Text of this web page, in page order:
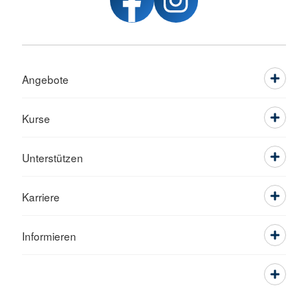
Angebote
Kurse
Unterstützen
Karriere
Informieren